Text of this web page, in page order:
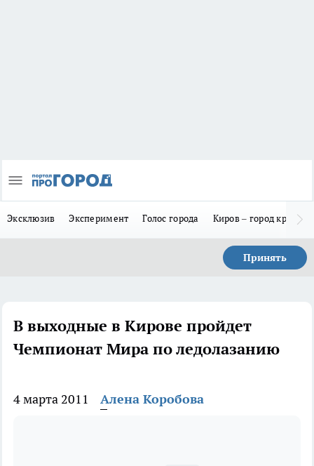
Эксклюзив Эксперимент Голос города Киров – город
Принять
В выходные в Кирове пройдет
Чемпионат Мира по ледолазанию
4 марта 2011 Алена Коробова